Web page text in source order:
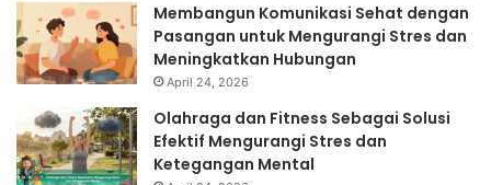
Membangun Komunikasi Sehat dengan
Pasangan untuk Mengurangi Stres dan
Meningkatkan Hubungan
April 24, 2026
Olahraga dan Fitness Sebagai Solusi
Efektif Mengurangi Stres dan
Ketegangan Mental